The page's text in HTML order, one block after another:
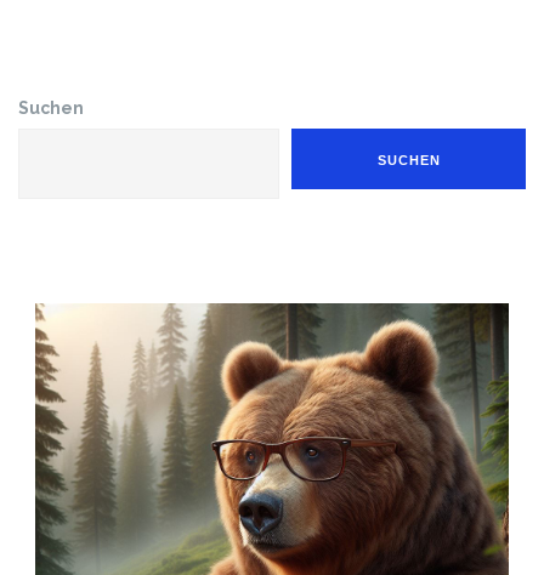
Suchen
SUCHEN